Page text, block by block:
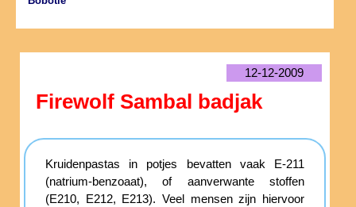
12-12-2009
Firewolf Sambal badjak
Kruidenpastas in potjes bevatten vaak E-211
(natrium-benzoaat), of aanverwante stoffen
(E210, E212, E213). Veel mensen zijn hiervoor